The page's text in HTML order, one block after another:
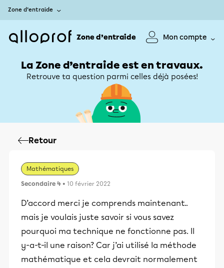
Zone d’entraide
Zone d’entraide Mon compte
La Zone d’entraide est en travaux.
Retrouve ta question parmi celles déjà posées!
Retour
Mathématiques
Secondaire 4 • 10 février 2022
D’accord merci je comprends maintenant..
mais je voulais juste savoir si vous savez
pourquoi ma technique ne fonctionne pas. Il
y-a-t-il une raison? Car j’ai utilisé la méthode
mathématique et cela devrait normalement